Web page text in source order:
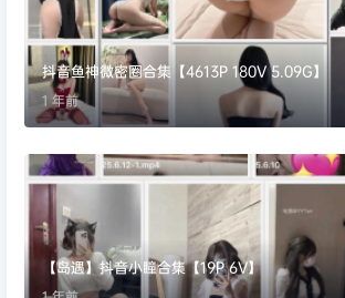
抖音鱼神微密圈合集【4613P 180V 5.09G】
1 年前
【岛遇】抖音小瞳合集【19P 6V】